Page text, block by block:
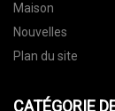
Maison
Nouvelles
Plan du site
CATÉGORIE